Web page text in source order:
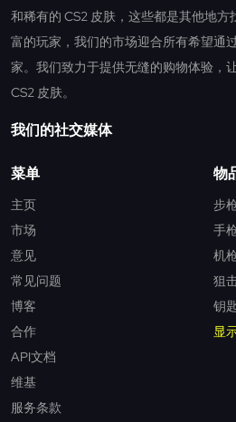
和稀有的 CS2 皮肤，这些都是其他地
富的玩家，我们的市场迎合所有希望通
家。我们致力于提供无缝的购物体验，
CS2 皮肤。
我们的社交媒体
菜单
主页
市场
意见
常见问题
博客
合作
API文档
维基
服务条款
物
步
手
机
狙
钥
显